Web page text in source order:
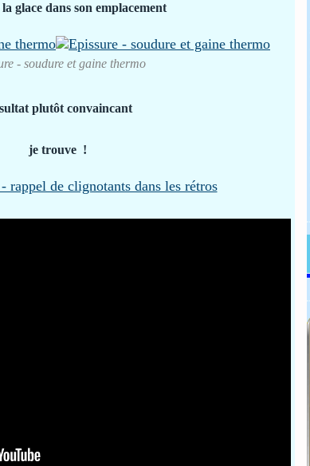
glace dans son emplacement
- soudure et gaine thermo
plutôt convaincant
je trouve !